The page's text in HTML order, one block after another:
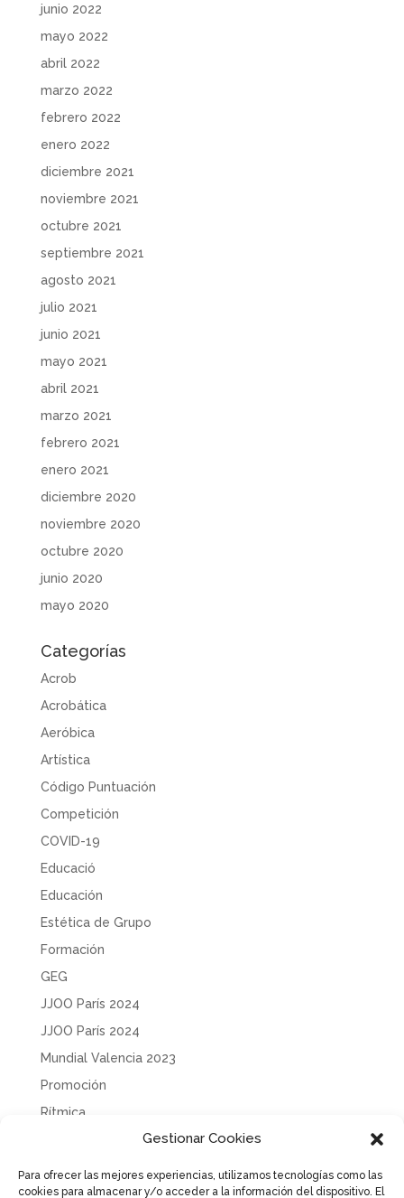
Gestionar Cookies
Para ofrecer las mejores experiencias, utilizamos tecnologías como las
cookies para almacenar y/o acceder a la información del dispositivo. El
junio 2022
mayo 2022
abril 2022
marzo 2022
febrero 2022
enero 2022
diciembre 2021
noviembre 2021
octubre 2021
septiembre 2021
agosto 2021
julio 2021
junio 2021
mayo 2021
abril 2021
marzo 2021
febrero 2021
enero 2021
diciembre 2020
noviembre 2020
octubre 2020
junio 2020
mayo 2020
Categorías
Acrob
Acrobática
Aeróbica
Artística
Código Puntuación
Competición
COVID-19
Educació
Educación
Estética de Grupo
Formación
GEG
JJOO París 2024
JJOO París 2024
Mundial Valencia 2023
Promoción
Rítmica
Tecnificación